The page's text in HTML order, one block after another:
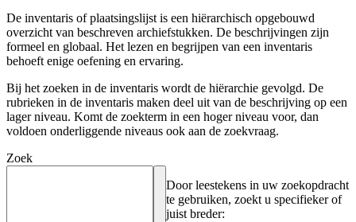
De inventaris of plaatsingslijst is een hiërarchisch opgebouwd
overzicht van beschreven archiefstukken. De beschrijvingen zijn
formeel en globaal. Het lezen en begrijpen van een inventaris
behoeft enige oefening en ervaring.
Bij het zoeken in de inventaris wordt de hiërarchie gevolgd. De
rubrieken in de inventaris maken deel uit van de beschrijving op een
lager niveau. Komt de zoekterm in een hoger niveau voor, dan
voldoen onderliggende niveaus ook aan de zoekvraag.
Zoek
Door leestekens in uw zoekopdracht
te gebruiken, zoekt u specifieker of
juist breder: